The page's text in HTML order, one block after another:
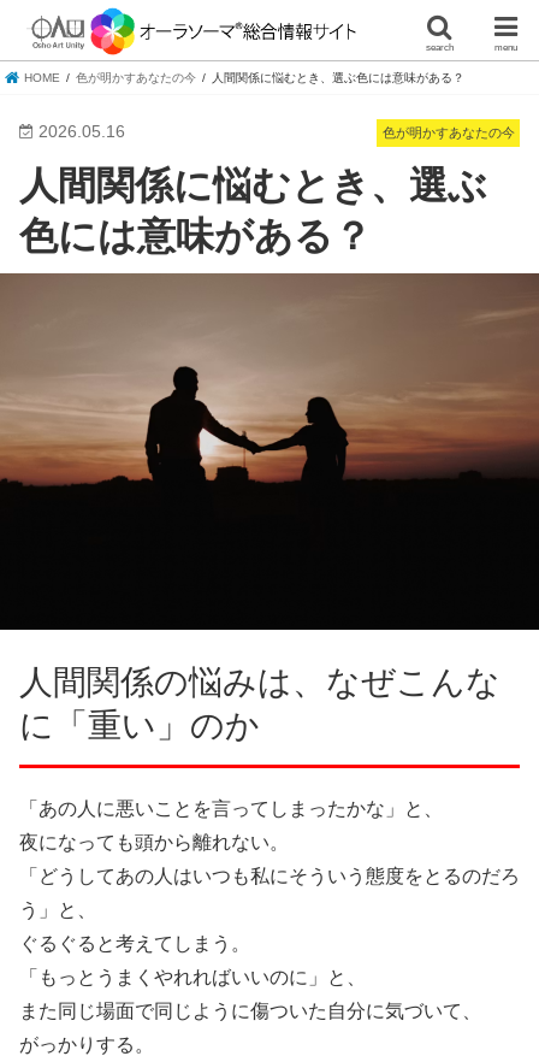
search menu
HOME 色が明かすあなたの今 人間関係に悩むとき、選ぶ色には意味がある？
色が明かすあなたの今
2026.05.16
人間関係に悩むとき、選ぶ
色には意味がある？
人間関係の悩みは、なぜこんな
に「重い」のか
「あの人に悪いことを言ってしまったかな」と、
夜になっても頭から離れない。
「どうしてあの人はいつも私にそういう態度をとるのだろ
う」と、
ぐるぐると考えてしまう。
「もっとうまくやれればいいのに」と、
また同じ場面で同じように傷ついた自分に気づいて、
がっかりする。